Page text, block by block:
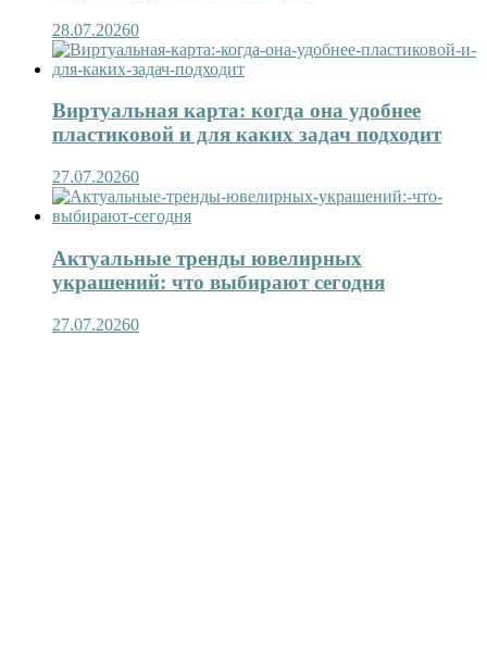
28.07.20260
Виртуальная карта: когда она удобнее
пластиковой и для каких задач подходит
27.07.20260
Актуальные тренды ювелирных
украшений: что выбирают сегодня
27.07.20260